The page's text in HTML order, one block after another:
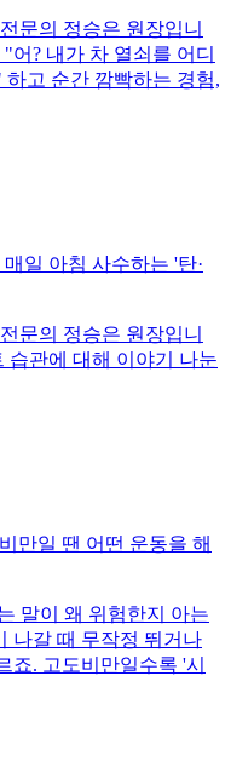
문의 정승은 원장입니
어? 내가 차 열쇠를 어디
고 순간 깜빡하는 경험,
일 아침 사수하는 '탄·
문의 정승은 원장입니
습관에 대해 이야기 나눈
만일 땐 어떤 운동을 해
말이 왜 위험한지 아는
나갈 때 무작정 뛰거나
죠. 고도비만일수록 '시